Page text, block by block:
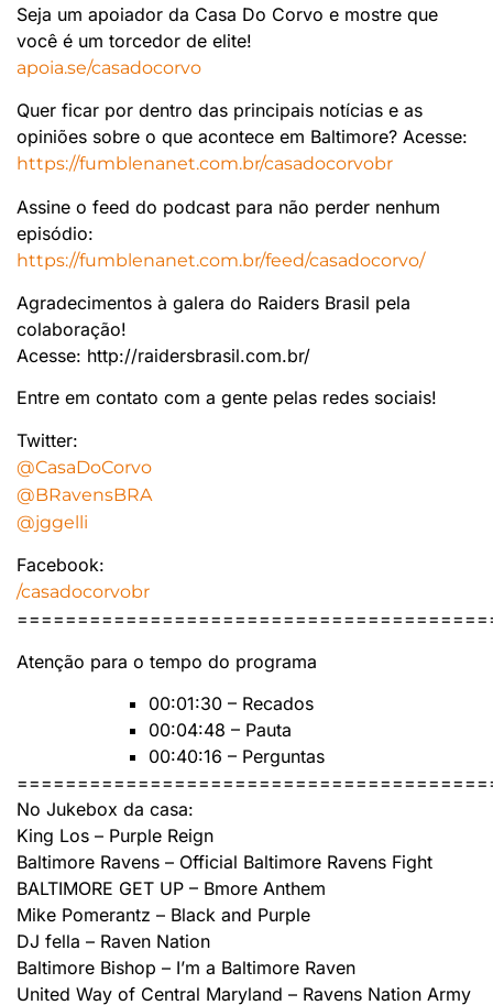
Seja um apoiador da Casa Do Corvo e mostre que
você é um torcedor de elite!
apoia.se/casadocorvo
Quer ficar por dentro das principais notícias e as
opiniões sobre o que acontece em Baltimore? Acesse:
https://fumblenanet.com.br/casadocorvobr
Assine o feed do podcast para não perder nenhum
episódio:
https://fumblenanet.com.br/feed/casadocorvo/
Agradecimentos à galera do Raiders Brasil pela
colaboração!
Acesse: http://raidersbrasil.com.br/
Entre em contato com a gente pelas redes sociais!
Twitter:
@CasaDoCorvo
@BRavensBRA
@jggelli
Facebook:
/casadocorvobr
Atenção para o tempo do programa
00:01:30 – Recados
00:04:48 – Pauta
00:40:16 – Perguntas
No Jukebox da casa:
King Los – Purple Reign
Baltimore Ravens – Official Baltimore Ravens Fight
BALTIMORE GET UP – Bmore Anthem
Mike Pomerantz – Black and Purple
DJ fella – Raven Nation
Baltimore Bishop – I’m a Baltimore Raven
United Way of Central Maryland – Ravens Nation Army